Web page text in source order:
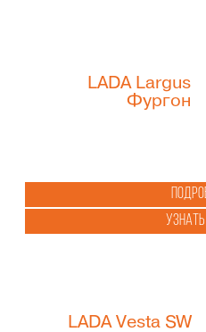
LADA Largus
Фургон
LADA Vesta SW